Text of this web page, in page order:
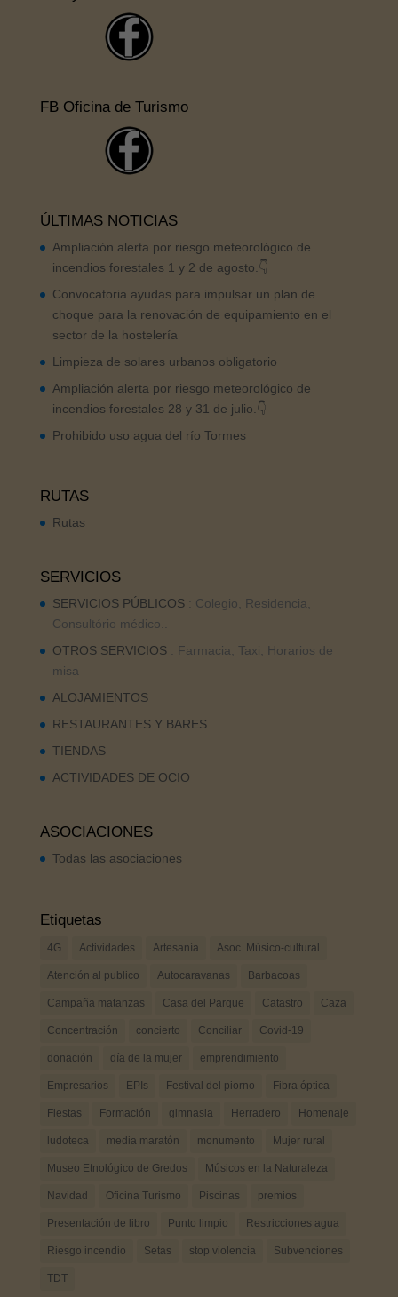
FB Oficina de Turismo
ÚLTIMAS NOTICIAS
Ampliación alerta por riesgo meteorológico de
incendios forestales 1 y 2 de agosto.👇
Convocatoria ayudas para impulsar un plan de
choque para la renovación de equipamiento en el
sector de la hostelería
Limpieza de solares urbanos obligatorio
Ampliación alerta por riesgo meteorológico de
incendios forestales 28 y 31 de julio.👇
Prohibido uso agua del río Tormes
RUTAS
Rutas
SERVICIOS
SERVICIOS PÚBLICOS: Colegio, Residencia,
Consultório médico..
OTROS SERVICIOS: Farmacia, Taxi, Horarios de
misa
ALOJAMIENTOS
RESTAURANTES Y BARES
TIENDAS
ACTIVIDADES DE OCIO
ASOCIACIONES
Todas las asociaciones
Etiquetas
4G Actividades Artesanía Asoc. Músico-cultural
Atención al publico Autocaravanas Barbacoas
Campaña matanzas Casa del Parque Catastro Caza
Concentración concierto Conciliar Covid-19
donación día de la mujer emprendimiento
Empresarios EPIs Festival del piorno Fibra óptica
Fiestas Formación gimnasia Herradero Homenaje
ludoteca media maratón monumento Mujer rural
Museo Etnológico de Gredos Músicos en la Naturaleza
Navidad Oficina Turismo Piscinas premios
Presentación de libro Punto limpio Restricciones agua
Riesgo incendio Setas stop violencia Subvenciones
TDT